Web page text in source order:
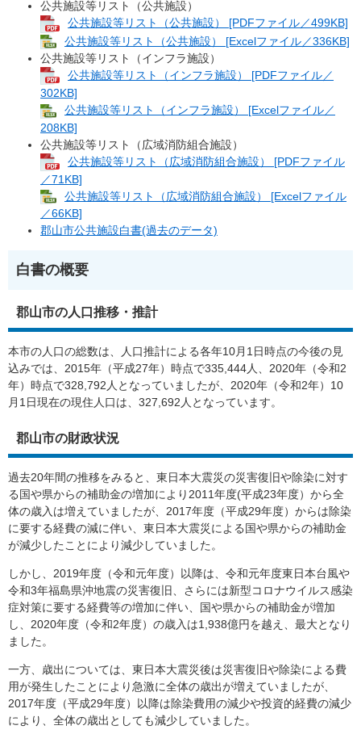
公共施設等リスト（公共施設）
公共施設等リスト（公共施設） [PDFファイル／499KB]
公共施設等リスト（公共施設） [Excelファイル／336KB]
公共施設等リスト（インフラ施設）
公共施設等リスト（インフラ施設） [PDFファイル／
302KB]
公共施設等リスト（インフラ施設） [Excelファイル／
208KB]
公共施設等リスト（広域消防組合施設）
公共施設等リスト（広域消防組合施設） [PDFファイル
／71KB]
公共施設等リスト（広域消防組合施設） [Excelファイル
／66KB]
郡山市公共施設白書(過去のデータ)
白書の概要
郡山市の人口推移・推計
本市の人口の総数は、人口推計による各年10月1日時点の今後の見
込みでは、2015年（平成27年）時点で335,444人、2020年（令和2
年）時点で328,792人となっていましたが、2020年（令和2年）10
月1日現在の現住人口は、327,692人となっています。
郡山市の財政状況
過去20年間の推移をみると、東日本大震災の災害復旧や除染に対す
る国や県からの補助金の増加により2011年度(平成23年度）から全
体の歳入は増えていましたが、2017年度（平成29年度）からは除染
に要する経費の減に伴い、東日本大震災による国や県からの補助金
が減少したことにより減少していました。
しかし、2019年度（令和元年度）以降は、令和元年度東日本台風や
令和3年福島県沖地震の災害復旧、さらには新型コロナウイルス感染
症対策に要する経費等の増加に伴い、国や県からの補助金が増加
し、2020年度（令和2年度）の歳入は1,938億円を越え、最大となり
ました。
一方、歳出については、東日本大震災後は災害復旧や除染による費
用が発生したことにより急激に全体の歳出が増えていましたが、
2017年度（平成29年度）以降は除染費用の減少や投資的経費の減少
により、全体の歳出としても減少していました。